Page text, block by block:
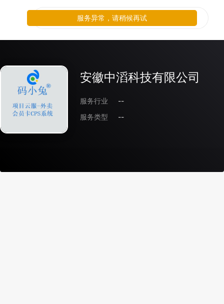
安徽中滔科技有限公司
服务行业
--
服务类型
--
服务异常，请稍候再试